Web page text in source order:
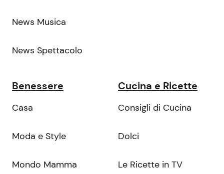
News Musica
News Spettacolo
Benessere
Casa
Moda e Style
Mondo Mamma
Cucina e Ricette
Consigli di Cucina
Dolci
Le Ricette in TV